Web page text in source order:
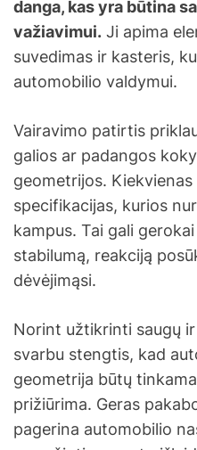
danga, kas yra būtina
važiavimui. Ji apima
suvedimas ir kasteris,
automobilio valdymui.
Vairavimo patirtis
galios ar padangos
geometrijos.
specifikacijas, kurios
kampus. Tai gali
stabilumą, reakciją
dėvėjimąsi.
Norint užtikrinti saugų
svarbu stengtis, kad
geometrija būtų
prižiūrima. Geras
pagerina automobilio